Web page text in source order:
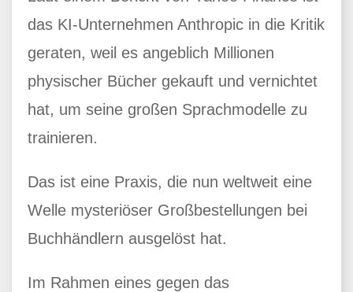
das KI-Unternehmen Anthropic in die Kritik
geraten, weil es angeblich Millionen
physischer Bücher gekauft und vernichtet
hat, um seine großen Sprachmodelle zu
trainieren.
Das ist eine Praxis, die nun weltweit eine
Welle mysteriöser Großbestellungen bei
Buchhändlern ausgelöst hat.
Im Rahmen eines gegen das